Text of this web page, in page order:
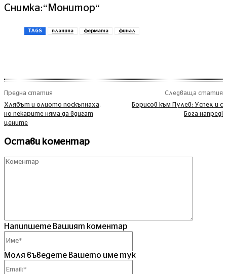
Снимка:“Монитор“
TAGS планина фермата финал
Предна статия
Хлябът и олиото поскъпнаха,
но пекарите няма да вдигат
цените
Следваща статия
Борисов към Пулев: Успех и с
Бога напред!
Остави коментар
Напипшете Вашият коментар
Моля въведете Вашето име тук